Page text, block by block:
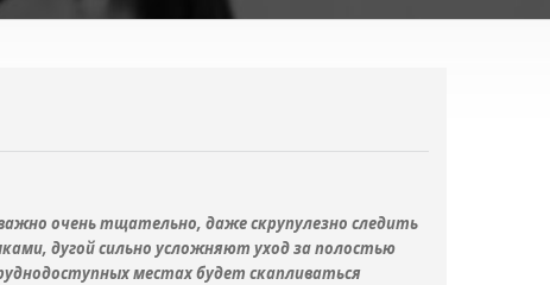
очень тщательно, даже скрупулезно следить
дугой сильно усложняют уход за полостью
местах будет скапливаться